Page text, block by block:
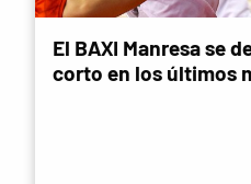
El BAXI Manresa se
corto en los últimos